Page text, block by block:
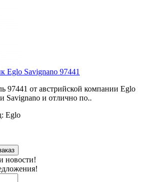
Eglo Savignano 97441
97441 от австрийской компании Eglo
Savignano и отлично по..
Eglo
новости!